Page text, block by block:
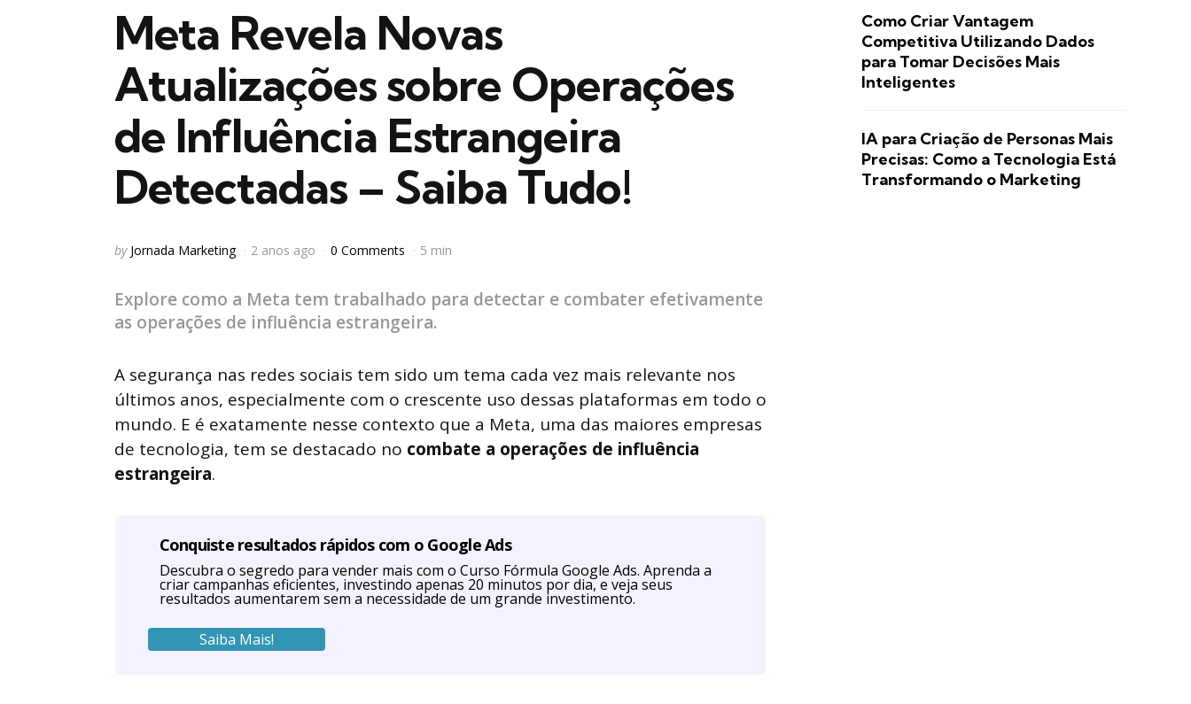
Meta Revela Novas
Atualizações sobre Operações
de Influência Estrangeira
Detectadas – Saiba Tudo!
Posted
by Jornada Marketing 2 anos ago 0 Comments 5 min
Explore como a Meta tem trabalhado para detectar e combater efetivamente
as operações de influência estrangeira.
A segurança nas redes sociais tem sido um tema cada vez mais relevante nos
últimos anos, especialmente com o crescente uso dessas plataformas em todo o
mundo. E é exatamente nesse contexto que a Meta, uma das maiores empresas
de tecnologia, tem se destacado no combate a operações de influência
estrangeira.
Conquiste resultados rápidos com o Google Ads
Descubra o segredo para vender mais com o Curso Fórmula Google Ads. Aprenda a
criar campanhas eficientes, investindo apenas 20 minutos por dia, e veja seus
resultados aumentarem sem a necessidade de um grande investimento.
Saiba Mais!
Como Criar Vantagem
Competitiva Utilizando Dados
para Tomar Decisões Mais
Inteligentes
IA para Criação de Personas Mais
Precisas: Como a Tecnologia Está
Transformando o Marketing